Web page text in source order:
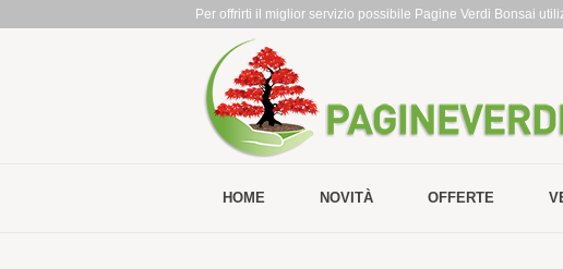
Per offrirti il miglior servizio possibile Pagine Verdi Bonsai
HOME NOVITÀ OFFERTE